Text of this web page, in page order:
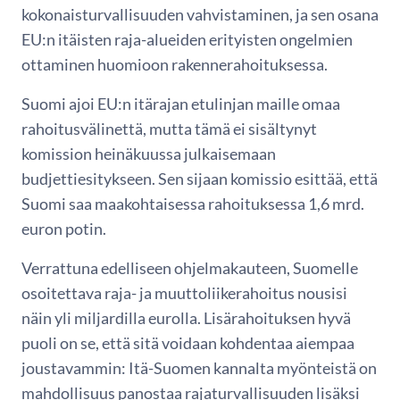
kokonaisturvallisuuden vahvistaminen, ja sen osana
EU:n itäisten raja-alueiden erityisten ongelmien
ottaminen huomioon rakennerahoituksessa.
Suomi ajoi EU:n itärajan etulinjan maille omaa
rahoitusvälinettä, mutta tämä ei sisältynyt
komission heinäkuussa julkaisemaan
budjettiesitykseen. Sen sijaan komissio esittää, että
Suomi saa maakohtaisessa rahoituksessa 1,6 mrd.
euron potin.
Verrattuna edelliseen ohjelmakauteen, Suomelle
osoitettava raja- ja muuttoliikerahoitus nousisi
näin yli miljardilla eurolla. Lisärahoituksen hyvä
puoli on se, että sitä voidaan kohdentaa aiempaa
joustavammin: Itä-Suomen kannalta myönteistä on
mahdollisuus panostaa rajaturvallisuuden lisäksi